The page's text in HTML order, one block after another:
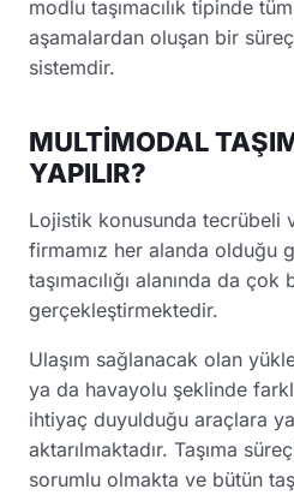
modlu taşımacılık tipinde
aşamalardan oluşan bir
sistemdir.
MULTİMODAL
YAPILIR?
Lojistik konusunda tecrübeli
firmamız her alanda olduğu
taşımacılığı alanında da çok
gerçekleştirmektedir.
Ulaşım sağlanacak olan
ya da havayolu şeklinde
ihtiyaç duyulduğu araçlara
aktarılmaktadır. Taşıma
sorumlu olmakta ve bütün